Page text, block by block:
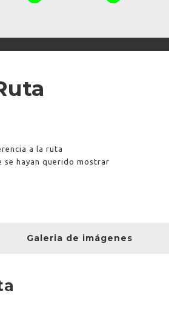
a la ruta
se hayan querido mostrar
Galeria de imágenes